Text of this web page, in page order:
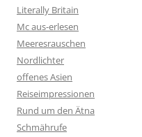
Literally Britain
Mc aus-erlesen
Meeresrauschen
Nordlichter
offenes Asien
Reiseimpressionen
Rund um den Ätna
Schmährufe